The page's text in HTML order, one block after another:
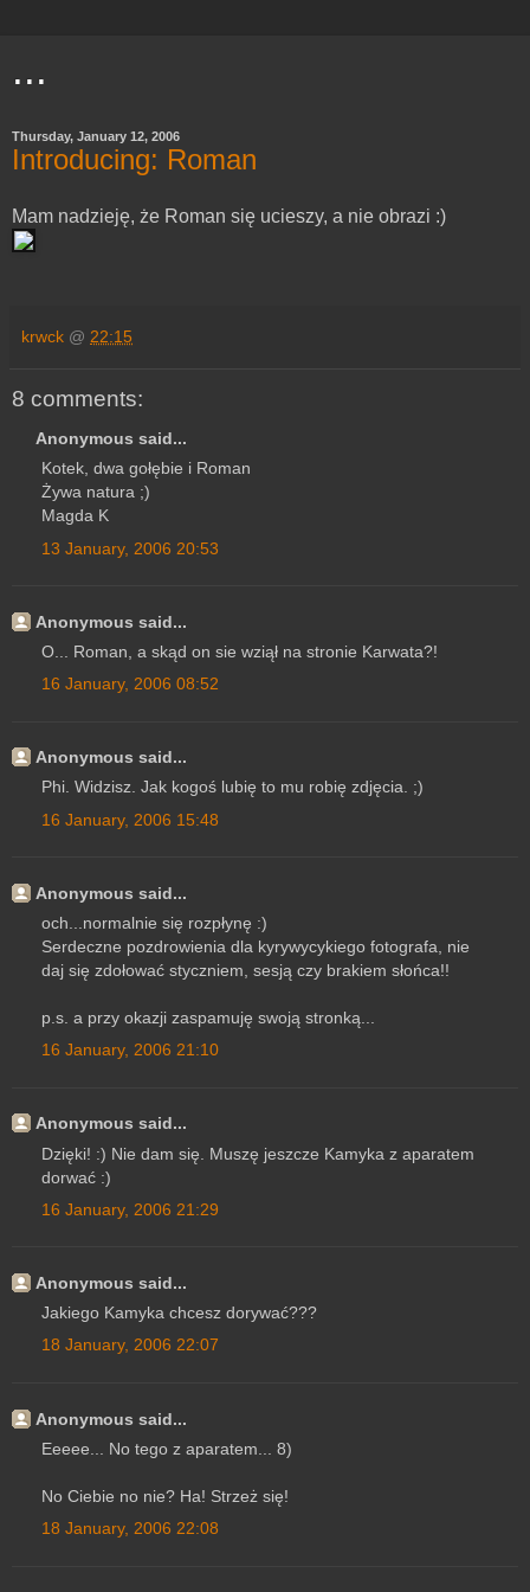
...
Thursday, January 12, 2006
Introducing: Roman
Mam nadzieję, że Roman się ucieszy, a nie obrazi :)
krwck @ 22:15
8 comments:
Anonymous said...
Kotek, dwa gołębie i Roman
Żywa natura ;)
Magda K
13 January, 2006 20:53
Anonymous said...
O... Roman, a skąd on sie wziął na stronie Karwata?!
16 January, 2006 08:52
Anonymous said...
Phi. Widzisz. Jak kogoś lubię to mu robię zdjęcia. ;)
16 January, 2006 15:48
Anonymous said...
och...normalnie się rozpłynę :)
Serdeczne pozdrowienia dla kyrywycykiego fotografa, nie
daj się zdołować styczniem, sesją czy brakiem słońca!!
p.s. a przy okazji zaspamuję swoją stronką...
16 January, 2006 21:10
Anonymous said...
Dzięki! :) Nie dam się. Muszę jeszcze Kamyka z aparatem
dorwać :)
16 January, 2006 21:29
Anonymous said...
Jakiego Kamyka chcesz dorywać???
18 January, 2006 22:07
Anonymous said...
Eeeee... No tego z aparatem... 8)
No Ciebie no nie? Ha! Strzeż się!
18 January, 2006 22:08